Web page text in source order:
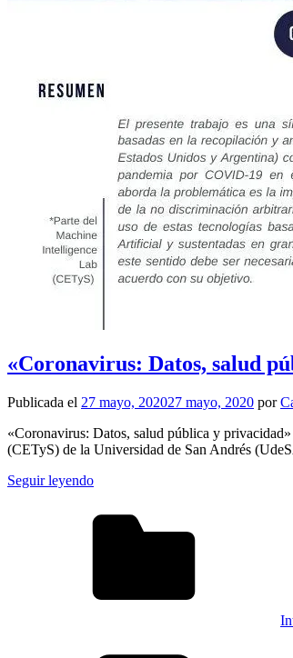
«Coronavirus: Datos, salud
Publicada el 27 mayo, 202027 mayo, 2020 por
«Coronavirus: Datos, salud pública y
(CETyS) de la Universidad de San Andrés
Seguir leyendo